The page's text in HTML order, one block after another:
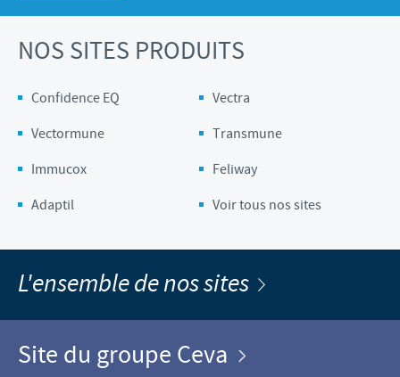
NOS SITES PRODUITS
Confidence EQ
Vectra
Vectormune
Transmune
Immucox
Feliway
Adaptil
Voir tous nos sites
L'ensemble de nos sites
Site du groupe Ceva